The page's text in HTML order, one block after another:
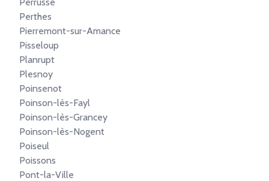
Perthes
Pierremont-sur-Amance
Pisseloup
Planrupt
Plesnoy
Poinsenot
Poinson-lès-Fayl
Poinson-lès-Grancey
Poinson-lès-Nogent
Poiseul
Poissons
Pont-la-Ville